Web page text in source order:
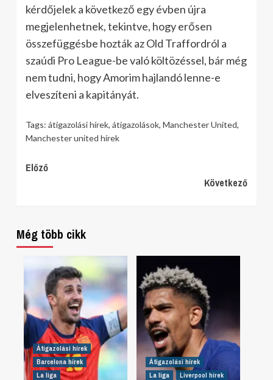
kérdőjelek a következő egy évben újra
megjelenhetnek, tekintve, hogy erősen
összefüggésbe hozták az Old Traffordról a
szaúdi Pro League-be való költözéssel, bár még
nem tudni, hogy Amorim hajlandó lenne-e
elveszíteni a kapitányát.
Tags: átigazolási hírek, átigazolások, Manchester United,
Manchester united hírek
Continue
Előző
Következő
Még több cikk
Átigazolási hírek
Barcelona hírek
La liga
Átigazolási hírek
La liga
Liverpool hírek